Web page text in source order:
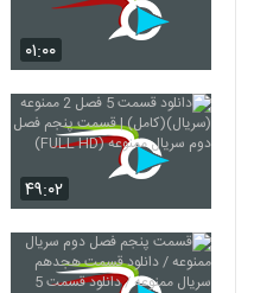
۰۱:۰۰
۴۹:۰۲